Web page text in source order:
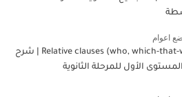
اعوام
Relative clauses (who, which-that-where) | شرح
الأول للمرحلة الثانوية